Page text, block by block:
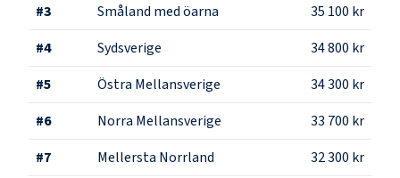
#3 Småland med öarna
35 100 kr
#4 Sydsverige
34 800 kr
#5 Östra Mellansverige
34 300 kr
#6 Norra Mellansverige
33 700 kr
#7 Mellersta Norrland 32 300 kr